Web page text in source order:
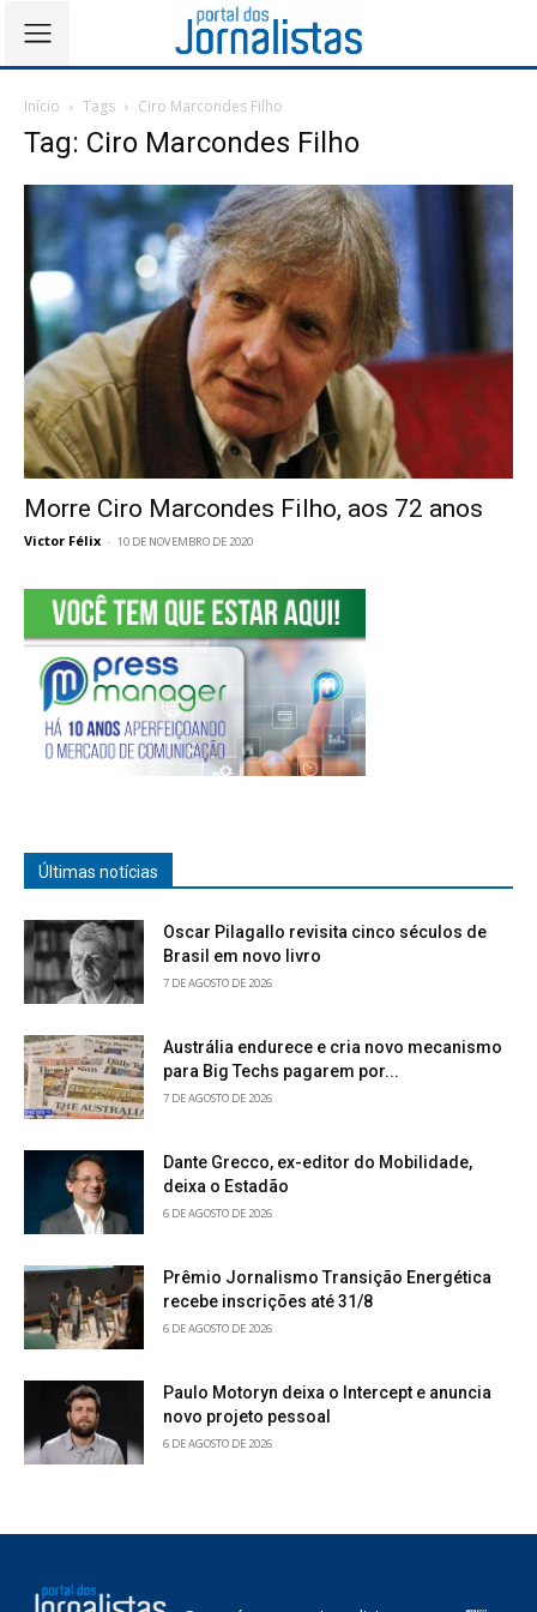
Início Tags Ciro Marcondes Filho
Tag: Ciro Marcondes Filho
Morre Ciro Marcondes Filho, aos 72 anos
Victor Félix - 10 DE NOVEMBRO DE 2020
Últimas notícias
Oscar Pilagallo revisita cinco séculos de
Brasil em novo livro
7 DE AGOSTO DE 2026
Austrália endurece e cria novo mecanismo
para Big Techs pagarem por...
7 DE AGOSTO DE 2026
Dante Grecco, ex-editor do Mobilidade,
deixa o Estadão
6 DE AGOSTO DE 2026
Prêmio Jornalismo Transição Energética
recebe inscrições até 31/8
6 DE AGOSTO DE 2026
Paulo Motoryn deixa o Intercept e anuncia
novo projeto pessoal
6 DE AGOSTO DE 2026